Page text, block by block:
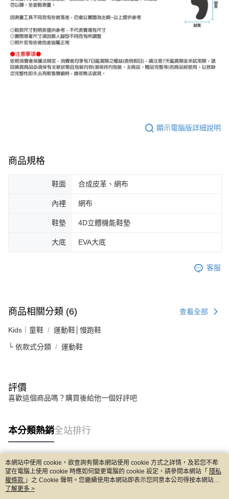
顯示電腦版詳細說明
商品規格
鞋面 合成皮革、網布
內裡 網布
鞋墊 4D立體機能鞋墊
大底 EVA大底
客服
商品相關分類 (6) 查看全部
Kids｜童鞋 運動鞋│慢跑鞋
└ 依款式分類 運動鞋
評價
喜歡這個商品嗎？購買後給他一個好評吧
本分類熱銷全站排行
熱門標籤
本網站中使用 cookie，欲查詢有關本網站使用 cookie 方式之詳情，及若您不希
望在電腦上使用 cookie 時應如何變更電腦的 cookie 設定，請參閱本網站「 隱私
權條款 」之 Cookie 聲明。您繼續使用本網站即表示您同意本公司得按本網站使
用條款之 Cookie 聲明使用 cookie。
了解更多 >